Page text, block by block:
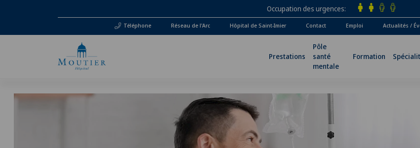
Occupation des urgences
Téléphone Réseau de l'Arc Hôpital de Saint-Imier Contact Emploi Actualités /
Prestations
Pôle
santé
mentale
Formation